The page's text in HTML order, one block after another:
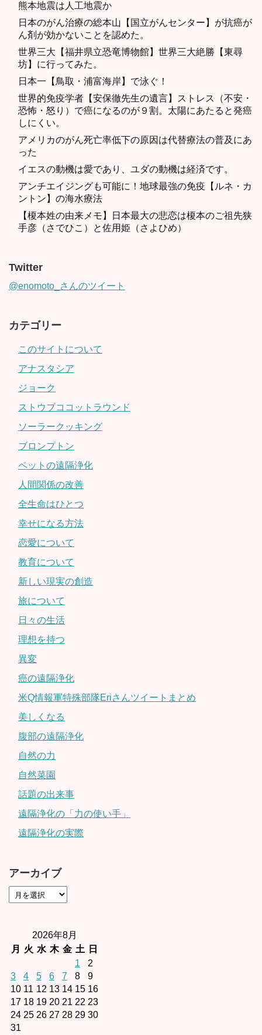
熊本地震は人工地震か
日本のがん治療の総本山【国立がんセンター】が抗癌が
ん剤が効かないことを認めた。
世界三大【福井県立恐竜博物館】世界三大絶勝【東尋
坊】に行ってみた。
日本一【鳥取・浦富海岸】で泳ぐ！
世界的免疫学者【安保徹先生の遺言】ストレス（不安・
恐怖・怒り）で癌になるのが９割。太陽にあたると発癌
しにくい。
アメリカのがん死亡率低下の原因は代替療法の普及にあ
った
イエスの動機は愛であり、ユダの動機は経済です。
アンチエイジングも可能に！地球最強の免疫【ルネ・カ
ントン】の海水療法
【榎本姓の由来メモ】日本最大の悲恋は榎本のご祖先狭
手彦（さでひこ）と佐用姫（さよひめ）
Twitter
@enomoto_さんのツイート
カテゴリー
このサイトについて
アナスタシア
ジョーク
ストウブココットラウンド
ソーラークッキング
ブロンプトン
ペットの遠隔浄化
人間関係の改善
全生命はひとつ
幸せになる方法
恋愛について
教育について
新しい現実の創造
旅について
日々の生活
理想を持つ
異変
癌の遠隔浄化
米Q情報軍特殊部隊Eriさんツイートまとめ
美しくなる
腹部の遠隔浄化
自然の力
自然菜園
話題の出来事
遠隔浄化の「力の使い手」
遠隔浄化の実際
アーカイブ
2026年8月
月
火 水 木 金 土
日
1
2
3
4 5 6 7 8
9
10 11 12 13 14 15 16
17 18 19 20 21 22 23
24 25 26 27 28 29 30
31